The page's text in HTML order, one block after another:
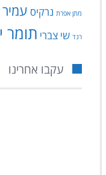
מתן אפרת נרקיס
רנד שי צברי תומר
עקבו אחרינו